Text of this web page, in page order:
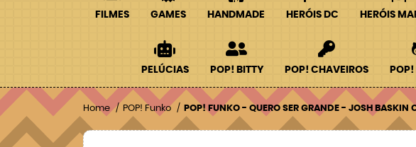
FILMES GAMES HANDMADE HERÓIS DC HERÓIS
PELÚCIAS POP! BITTY POP! CHAVEIROS
Home POP! Funko POP! FUNKO - QUERO SER GRANDE - JOSH BASKIN